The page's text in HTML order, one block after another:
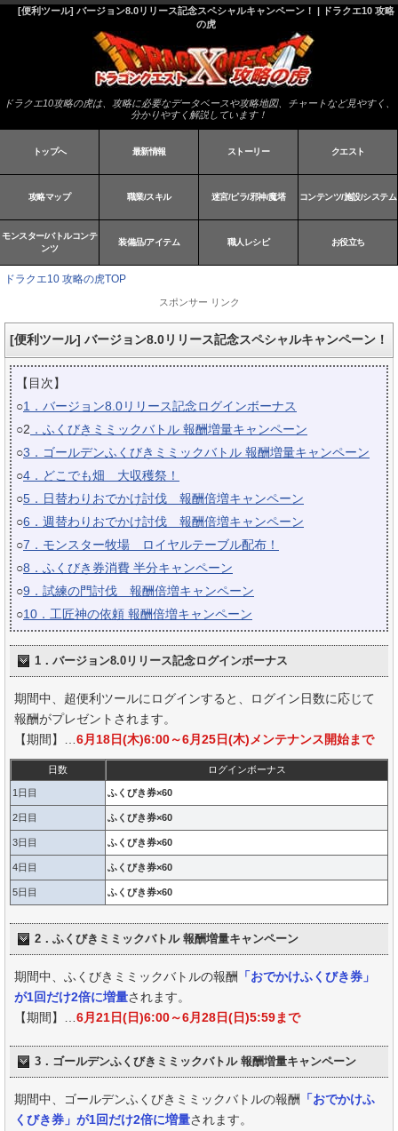
[便利ツール] バージョン8.0リリース記念スペシャルキャンペーン！ | ドラクエ10 攻略
の虎
ドラクエ10攻略の虎は、攻略に必要なデータベースや攻略地図、チャートなど見やすく、
分かりやすく解説しています！
トップへ 最新情報 ストーリー クエスト
攻略マップ 職業/スキル 迷宮/ピラ/邪神/魔塔 コンテンツ/施設/システム
モンスター/バトルコンテ
ンツ
装備品/アイテム 職人レシピ お役立ち
ドラクエ10 攻略の虎TOP
スポンサー リンク
[便利ツール] バージョン8.0リリース記念スペシャルキャンペーン！
【目次】
○1．バージョン8.0リリース記念ログインボーナス
○2 ．ふくびきミミックバトル 報酬増量キャンペーン
○3．ゴールデンふくびきミミックバトル 報酬増量キャンペーン
○4．どこでも畑 大収穫祭！
○5．日替わりおでかけ討伐 報酬倍増キャンペーン
○6．週替わりおでかけ討伐 報酬倍増キャンペーン
○7．モンスター牧場 ロイヤルテーブル配布！
○8．ふくびき券消費 半分キャンペーン
○9．試練の門討伐 報酬倍増キャンペーン
○10．工匠神の依頼 報酬倍増キャンペーン
1．バージョン8.0リリース記念ログインボーナス
期間中、超便利ツールにログインすると、ログイン日数に応じて
報酬がプレゼントされます。
【期間】… 6月18日(木)6:00～6月25日(木)メンテナンス開始まで
日数 ログインボーナス
1日目 ふくびき券×60
2日目 ふくびき券×60
3日目 ふくびき券×60
4日目 ふくびき券×60
5日目 ふくびき券×60
2．ふくびきミミックバトル 報酬増量キャンペーン
期間中、ふくびきミミックバトルの報酬
「おでかけふくびき券」
が1回だけ2倍に増量されます。
【期間】… 6月21日(日)6:00～6月28日(日)5:59まで
3．ゴールデンふくびきミミックバトル 報酬増量キャンペーン
期間中、ゴールデンふくびきミミックバトルの報酬
「おでかけふ
くびき券」が1回だけ2倍に増量されます。